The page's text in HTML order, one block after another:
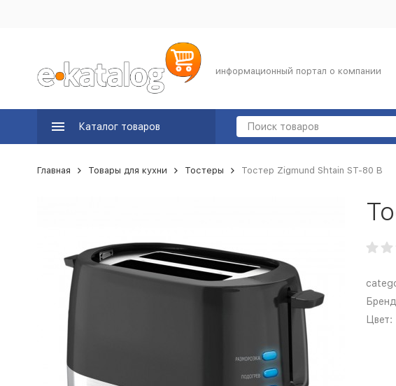
информационный портал о компании
Каталог товаров
Главная Товары для кухни Тостеры Тостер Zigmund Shtain ST-80 B
Цвет: